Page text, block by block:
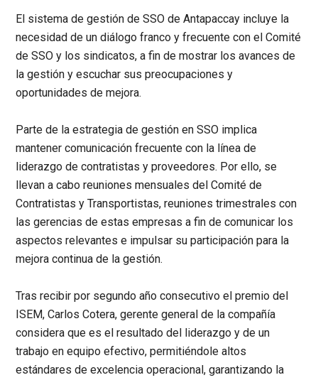
El sistema de gestión de SSO de Antapaccay incluye la
necesidad de un diálogo franco y frecuente con el Comité
de SSO y los sindicatos, a fin de mostrar los avances de
la gestión y escuchar sus preocupaciones y
oportunidades de mejora.
Parte de la estrategia de gestión en SSO implica
mantener comunicación frecuente con la línea de
liderazgo de contratistas y proveedores. Por ello, se
llevan a cabo reuniones mensuales del Comité de
Contratistas y Transportistas, reuniones trimestrales con
las gerencias de estas empresas a fin de comunicar los
aspectos relevantes e impulsar su participación para la
mejora continua de la gestión.
Tras recibir por segundo año consecutivo el premio del
ISEM,Carlos Cotera, gerente general de la compañía
considera que es el resultado del liderazgo y de un
trabajo en equipo efectivo, permitiéndole altos
estándares de excelencia operacional, garantizando la